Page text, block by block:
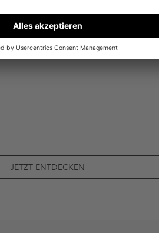
JETZT ENTDECKEN